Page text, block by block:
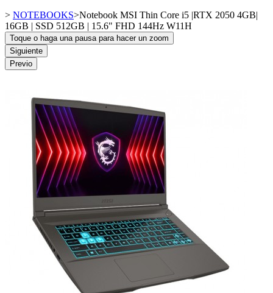
> NOTEBOOKS>Notebook MSI Thin Core i5 |RTX 2050 4GB|
16GB | SSD 512GB | 15.6" FHD 144Hz W11H
Toque o haga una pausa para hacer un zoom
Siguiente
Previo